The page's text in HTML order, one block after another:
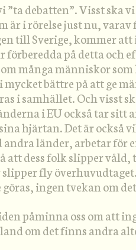
”ta debatten”. Visst ska
är i rörelse just nu,
till Sverige, kommer
förberedda på detta och
många människor
bättre på att ge
i samhället. Och visst
i EU också tar sitt
hjärtan. Det är också
länder, arbetar för
att dess folk slipper
fly
göras, ingen tvekan om
påminna oss om att
om det finns andra